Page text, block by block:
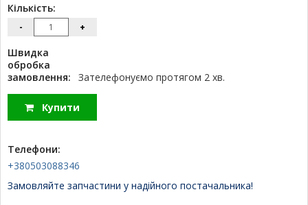
Кількість:
- +
Швидка
обробка
замовлення:
Зателефонуємо протягом 2 хв.
Купити
Телефони:
+380503088346
Замовляйте запчастини у надійного постачальника!